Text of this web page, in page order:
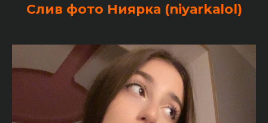
Слив фото Ниярка (niyarkalol)